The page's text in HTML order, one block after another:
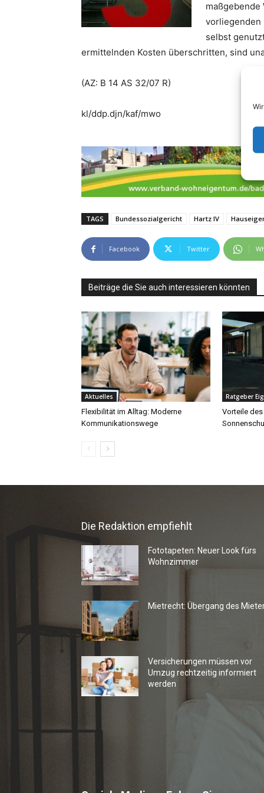
Die Redaktion empfiehlt
Fototapeten: Neuer Look fürs
Wohnzimmer
Mietrecht: Übergang des
Versicherungen müssen vor
Umzug rechtzeitig informiert
werden